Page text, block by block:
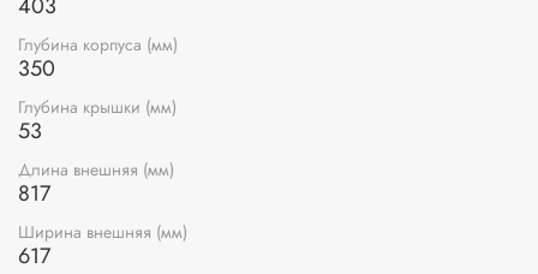
Глубина корпуса (мм)
350
Глубина крышки (мм)
53
Длина внешняя (мм)
817
Ширина внешняя (мм)
617